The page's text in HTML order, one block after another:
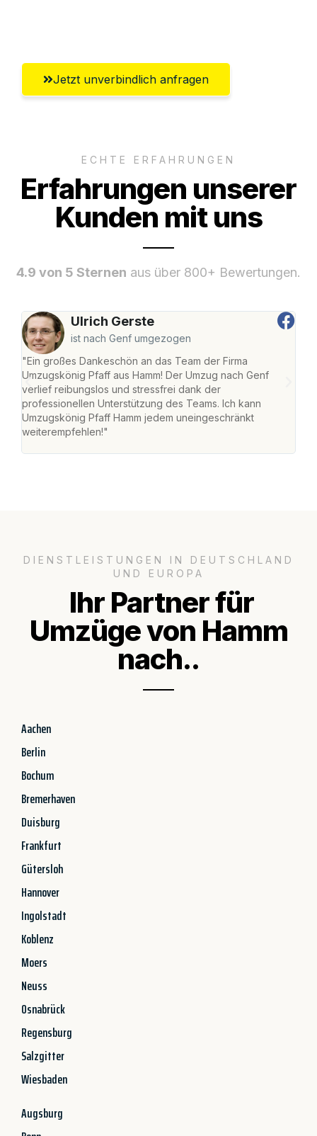
Jetzt unverbindlich anfragen
ECHTE ERFAHRUNGEN
Erfahrungen unserer
Kunden mit uns
4.9 von 5 Sternen aus über 800+ Bewertungen.
Ulrich Gerste
ist nach Genf umgezogen
"Ein großes Dankeschön an das Team der Firma
Umzugskönig Pfaff aus Hamm! Der Umzug nach Genf
verlief reibungslos und stressfrei dank der
professionellen Unterstützung des Teams. Ich kann
Umzugskönig Pfaff Hamm jedem uneingeschränkt
weiterempfehlen!"
DIENSTLEISTUNGEN IN DEUTSCHLAND
UND EUROPA
Ihr Partner für
Umzüge von Hamm
nach..
Aachen
Berlin
Bochum
Bremerhaven
Duisburg
Frankfurt
Gütersloh
Hannover
Ingolstadt
Koblenz
Moers
Neuss
Osnabrück
Regensburg
Salzgitter
Wiesbaden
Augsburg